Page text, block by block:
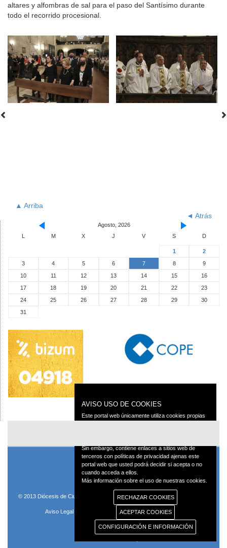
altares y alfombras de sal para el paso del Santísimo durante
todo el recorrido procesional.
▲ Arriba
◄ Atrás
Agosto, 2026
L
M X J V S D
1
2
3
4 5 6 7 8
9
10
11 12 13 14 15
16
17
18 19 20 21 22
23
24
25 26 27 28 29
30
31
© 2013 Diócesis de Ciudad Real C/Caballeros 5, 13001 Ciudad Real - Tlf.:926
250 25 0 - Fax.: 926 251 258
Aviso Legal
Política de Privacidad Política de Cookies
AVISO USO DE COOKIES
Este portal web únicamente utiliza cookies propias
Sin embargo, contiene enlaces a sitios web de
terceros con políticas de privacidad ajenas este
portal web que usted podrá decidir si acepta o no
cuando acceda a ellos.
Más información sobre el uso de nuestras cookies.
RECHAZAR COOKIES
ACEPTAR COOKIES
CONFIGURACIÓN E INFORMACIÓN